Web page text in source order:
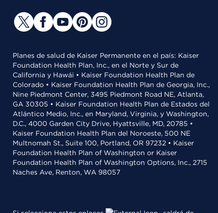
Planes de salud de Kaiser Permanente en el país: Kaiser
Foundation Health Plan, Inc., en el Norte y Sur de
California y Hawái • Kaiser Foundation Health Plan de
Colorado • Kaiser Foundation Health Plan de Georgia, Inc.,
Nine Piedmont Center, 3495 Piedmont Road NE, Atlanta,
GA 30305 • Kaiser Foundation Health Plan de Estados del
Atlántico Medio, Inc., en Maryland, Virginia, y Washington,
D.C., 4000 Garden City Drive, Hyattsville, MD, 20785 •
Kaiser Foundation Health Plan del Noroeste, 500 NE
Multnomah St., Suite 100, Portland, OR 97232 • Kaiser
Foundation Health Plan of Washington or Kaiser
Foundation Health Plan of Washington Options, Inc., 2715
Naches Ave, Renton, WA 98057